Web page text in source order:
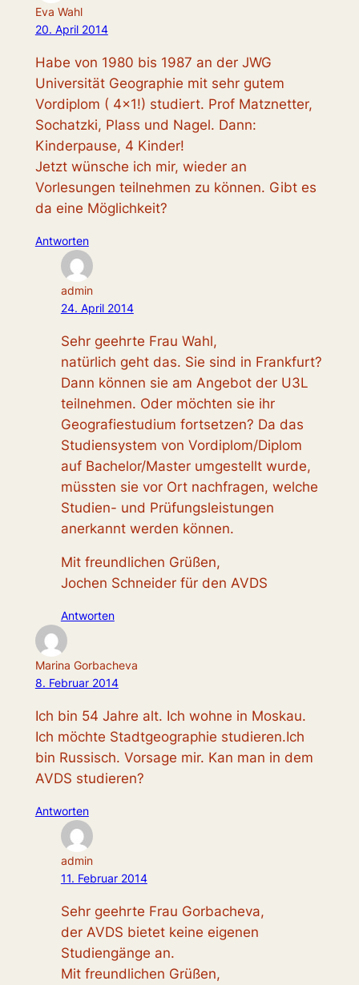
Eva Wahl
20. April 2014
Habe von 1980 bis 1987 an der JWG
Universität Geographie mit sehr gutem
Vordiplom ( 4×1!) studiert. Prof Matznetter,
Sochatzki, Plass und Nagel. Dann:
Kinderpause, 4 Kinder!
Jetzt wünsche ich mir, wieder an
Vorlesungen teilnehmen zu können. Gibt es
da eine Möglichkeit?
Antworten
admin
24. April 2014
Sehr geehrte Frau Wahl,
natürlich geht das. Sie sind in Frankfurt?
Dann können sie am Angebot der U3L
teilnehmen. Oder möchten sie ihr
Geografiestudium fortsetzen? Da das
Studiensystem von Vordiplom/Diplom
auf Bachelor/Master umgestellt wurde,
müssten sie vor Ort nachfragen, welche
Studien- und Prüfungsleistungen
anerkannt werden können.
Mit freundlichen Grüßen,
Jochen Schneider für den AVDS
Antworten
Marina Gorbacheva
8. Februar 2014
Ich bin 54 Jahre alt. Ich wohne in Moskau.
Ich möchte Stadtgeographie studieren.Ich
bin Russisch. Vorsage mir. Kan man in dem
AVDS studieren?
Antworten
admin
11. Februar 2014
Sehr geehrte Frau Gorbacheva,
der AVDS bietet keine eigenen
Studiengänge an.
Mit freundlichen Grüßen,